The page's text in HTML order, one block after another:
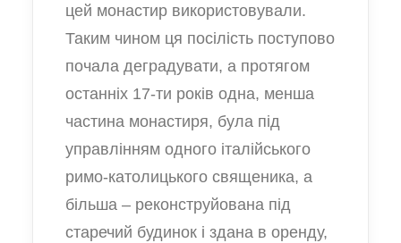
цей монастир використовували.
Таким чином ця посілість поступово
почала деградувати, а протягом
останніх 17-ти років одна, менша
частина монастиря, була під
управлінням одного італійського
римо-католицького священика, а
більша – реконструйована під
старечий будинок і здана в оренду,